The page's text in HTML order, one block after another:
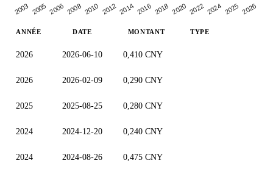
2003 2005 2006 2008 2010 2012 2014 2016 2018 2020 2022 2024 2025 2026
ANNÉE DATE MONTANT TYPE
2026 2026-06-10 0,410 CNY
2026 2026-02-09 0,290 CNY
2025 2025-08-25 0,280 CNY
2024 2024-12-20 0,240 CNY
2024 2024-08-26 0,475 CNY